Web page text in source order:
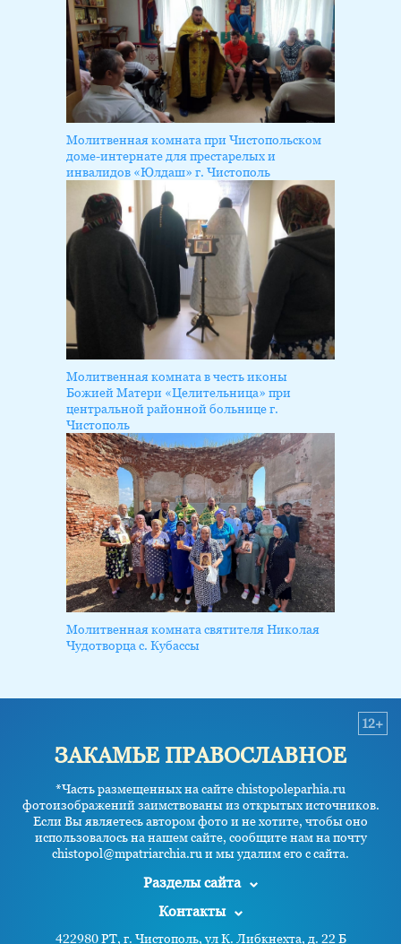
Молитвенная комната при Чистопольском
доме-интернате для престарелых и
инвалидов «Юлдаш» г. Чистополь
Молитвенная комната в честь иконы
Божией Матери «Целительница» при
центральной районной больнице г.
Чистополь
Молитвенная комната святителя Николая
Чудотворца с. Кубассы
ЗАКАМЬЕ ПРАВОСЛАВНОЕ
*Часть размещенных на сайте chistopoleparhia.ru
фотоизображений заимствованы из открытых источников.
Если Вы являетесь автором фото и не хотите, чтобы оно
использовалось на нашем сайте, сообщите нам на почту
chistopol@mpatriarchia.ru и мы удалим его с сайта.
12+
Разделы сайта
Контакты
422980 РТ, г. Чистополь, ул К. Либкнехта, д. 22 Б